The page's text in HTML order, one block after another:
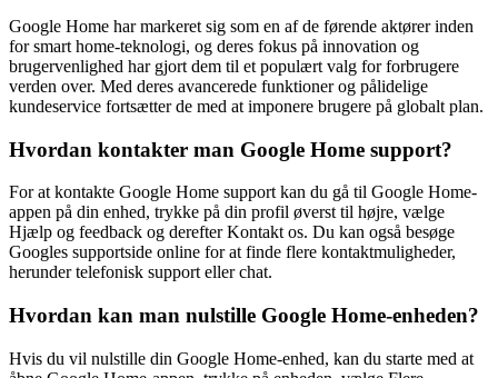
Google Home har markeret sig som en af de førende aktører inden
for smart home-teknologi, og deres fokus på innovation og
brugervenlighed har gjort dem til et populært valg for forbrugere
verden over. Med deres avancerede funktioner og pålidelige
kundeservice fortsætter de med at imponere brugere på globalt plan.
Hvordan kontakter man Google Home support?
For at kontakte Google Home support kan du gå til Google Home-
appen på din enhed, trykke på din profil øverst til højre, vælge
Hjælp og feedback og derefter Kontakt os. Du kan også besøge
Googles supportside online for at finde flere kontaktmuligheder,
herunder telefonisk support eller chat.
Hvordan kan man nulstille Google Home-enheden?
Hvis du vil nulstille din Google Home-enhed, kan du starte med at